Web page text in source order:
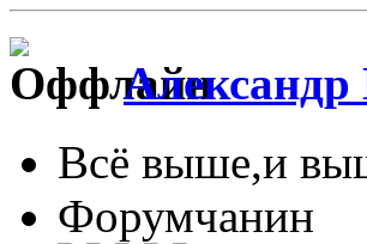
Александр
Всё выше,и
Форумчанин